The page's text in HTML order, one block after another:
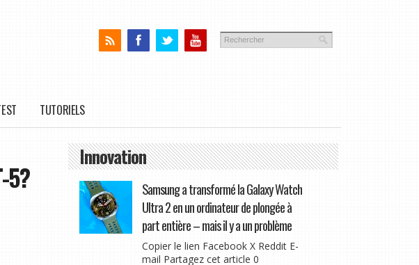
TUTORIELS
5?
Innovation
Samsung a transformé la Galaxy Watch
Ultra 2 en un ordinateur de plongée à
part entière – mais il y a un problème
Copier le lien Facebook X Reddit E-
mail Partagez cet article 0